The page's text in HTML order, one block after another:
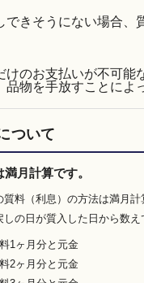
できそうにない場合、
けのお支払いが不可能
品物を手放すことに
ついて
満月計算です。
質料（利息）の方法は満月
しの日が質入した日から数え
1ヶ月分と元金
2ヶ月分と元金